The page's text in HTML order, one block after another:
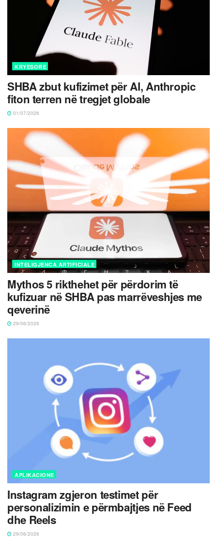
KRYESORE
SHBA zbut kufizimet për AI, Anthropic
fiton terren në tregjet globale
01/07/2026
INTELIGJENCA ARTIFICIALE
Mythos 5 rikthehet për përdorim të
kufizuar në SHBA pas marrëveshjes me
qeverinë
29/06/2026
APLIKACIONE
Instagram zgjeron testimet për
personalizimin e përmbajtjes në Feed
dhe Reels
29/06/2026